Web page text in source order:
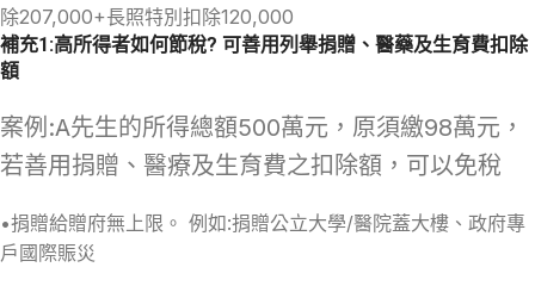
除207,000+長照特別扣除120,000
補充1:高所得者如何節稅? 可善用列舉捐贈、醫藥及生育費扣除
額
案例:A先生的所得總額500萬元，原須繳98萬元，
若善用捐贈、醫療及生育費之扣除額，可以免稅
•捐贈給贈府無上限。 例如:捐贈公立大學/醫院蓋大樓、政府專
戶國際賑災